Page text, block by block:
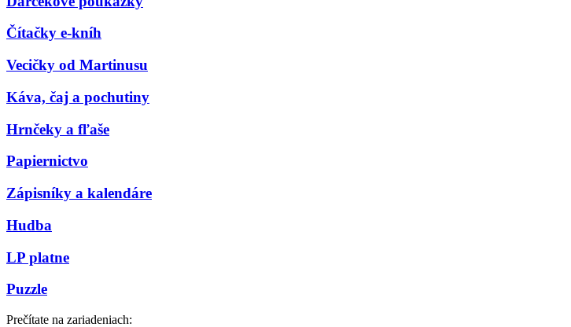
Čítačky e-kníh
Vecičky od Martinusu
Káva, čaj a pochutiny
Hrnčeky a fľaše
Papiernictvo
Zápisníky a kalendáre
Hudba
LP platne
Puzzle
Prečítate na zariadeniach: